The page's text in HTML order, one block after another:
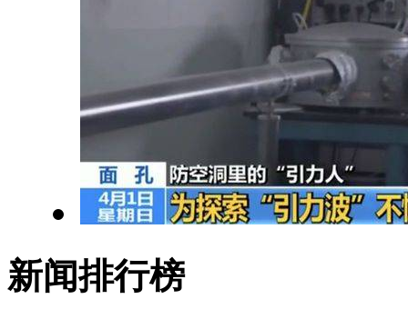
新闻排行榜